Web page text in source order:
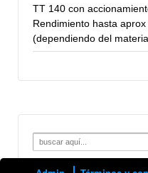
TT 140 con
Rendimiento hasta
(dependiendo del
Search
for: